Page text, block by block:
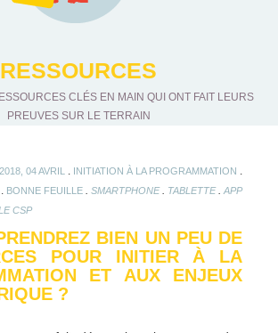
RESSOURCES
CLÉS EN MAIN QUI ONT FAIT LEURS
PREUVES SUR LE TERRAIN
2018, 04 AVRIL INITIATION À LA PROGRAMMATION
BONNE FEUILLE SMARTPHONE. TABLETTE. APP
CSP
BIEN UN PEU DE
POUR INITIER À LA
ET AUX ENJEUX
?